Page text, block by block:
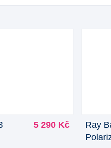
5 290 Kč
Ray